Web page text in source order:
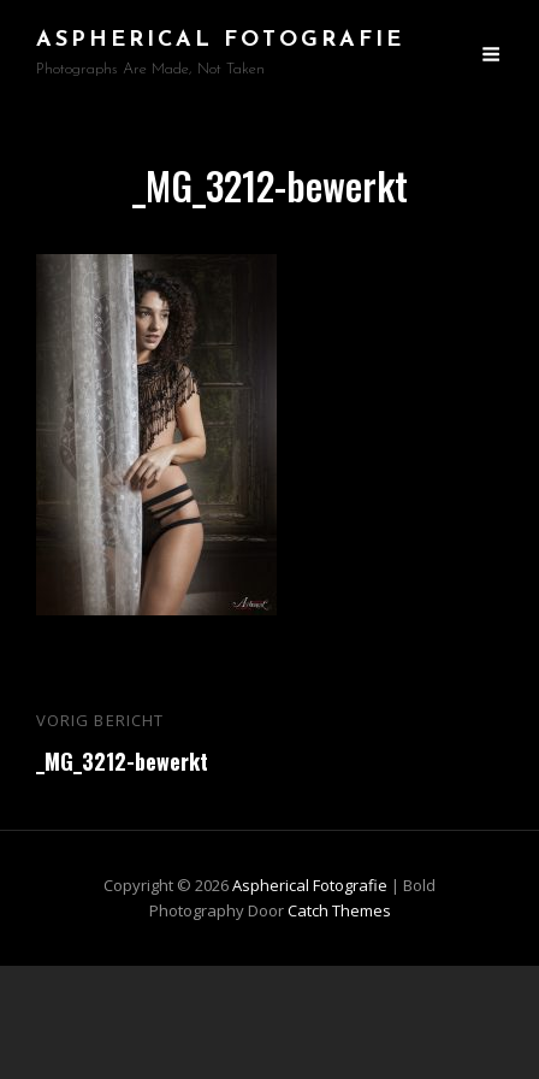
ASPHERICAL FOTOGRAFIE
Photographs Are Made, Not Taken
_MG_3212-bewerkt
Bericht
navigatie
Vorig
bericht
VORIG BERICHT
_MG_3212-bewerkt
Copyright © 2026Aspherical Fotografie | Bold
Photography DoorCatch Themes